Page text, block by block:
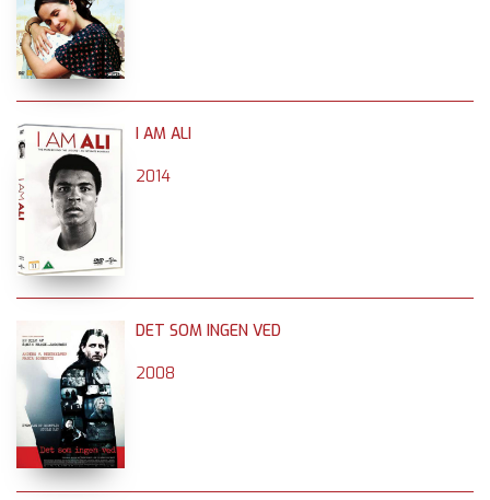
I AM ALI
2014
DET SOM INGEN VED
2008